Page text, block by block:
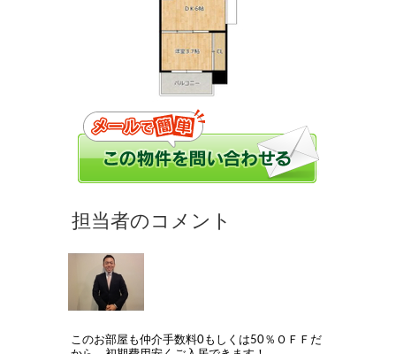
このお部屋も仲介手数料0もしくは50％ＯＦＦだ